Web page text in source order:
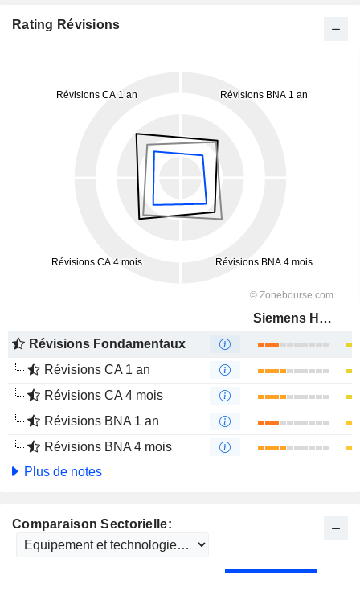
Rating Révisions
Siemens Healthineers AG
Révisions Fondamentaux
Révisions CA 1 an
Révisions CA 4 mois
Révisions BNA 1 an
Révisions BNA 4 mois
Plus de notes
Comparaison Sectorielle: